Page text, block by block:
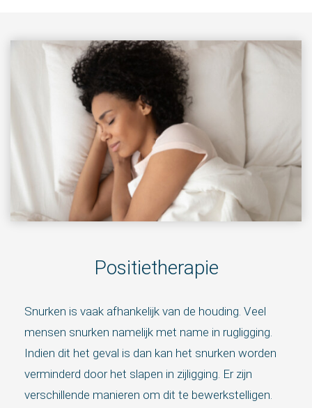
Positietherapie
Snurken is vaak afhankelijk van de houding. Veel
mensen snurken namelijk met name in rugligging.
Indien dit het geval is dan kan het snurken worden
verminderd door het slapen in zijligging. Er zijn
verschillende manieren om dit te bewerkstelligen.